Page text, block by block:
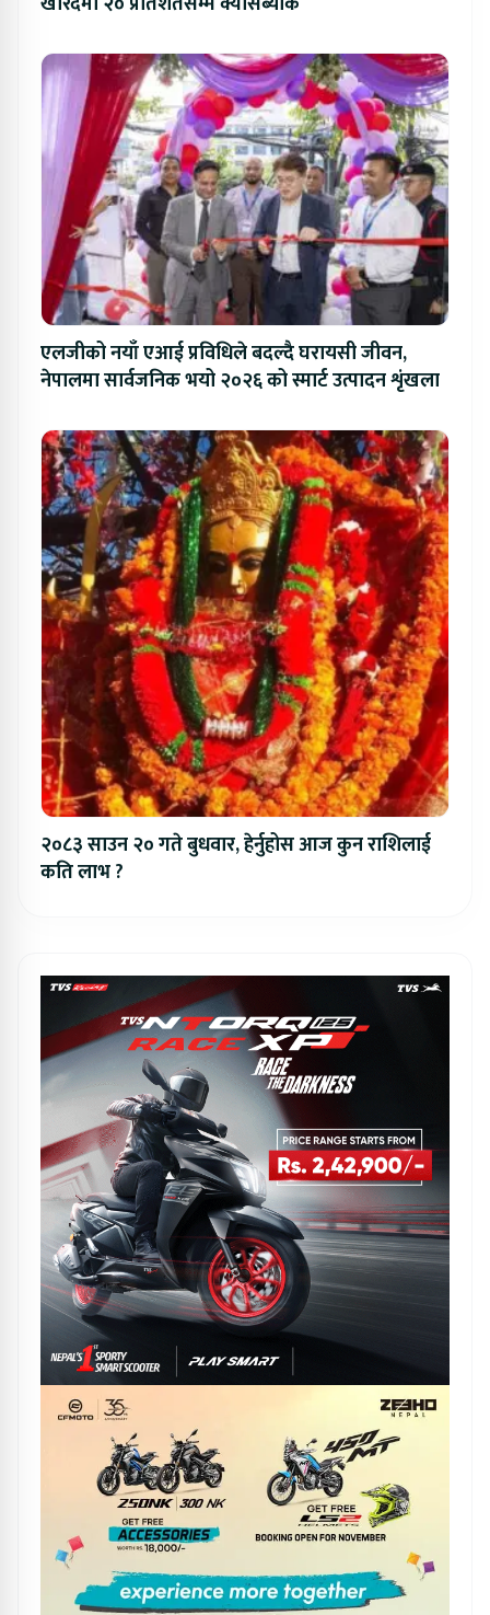
एलजीको नयाँ एआई प्रविधिले बदल्दै घरायसी जीवन,
नेपालमा सार्वजनिक भयो २०२६ को स्मार्ट उत्पादन शृंखला
२०८३ साउन २० गते बुधवार, हेर्नुहोस आज कुन राशिलाई
कति लाभ ?